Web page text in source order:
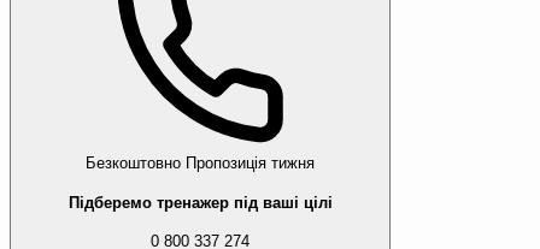
Безкоштовно Пропозиція тижня
Підберемо тренажер під ваші цілі
0 800 337 274